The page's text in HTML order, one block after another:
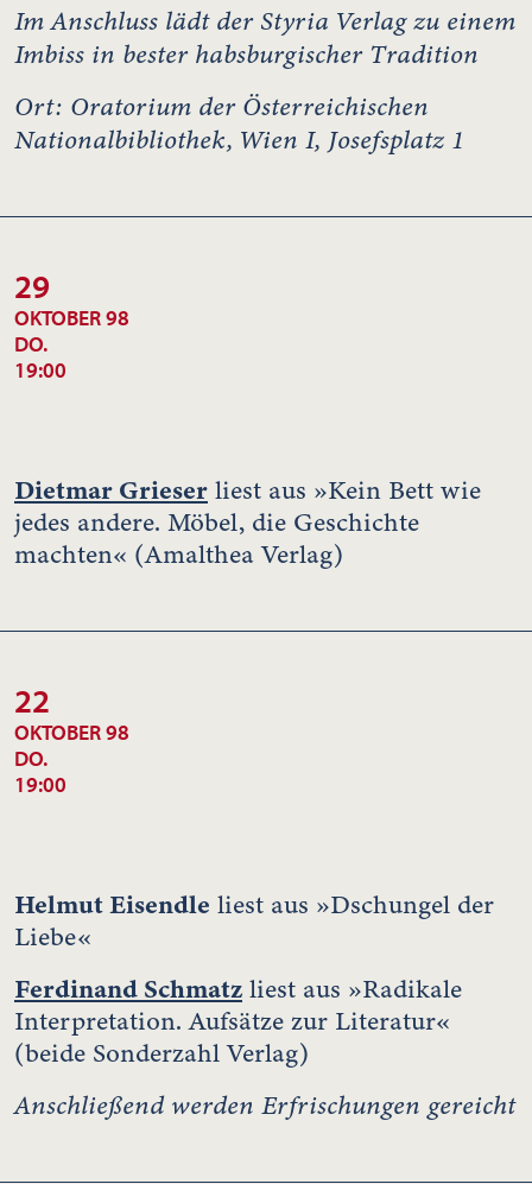
Im Anschluss lädt der Styria Verlag zu einem
Imbiss in bester habsburgischer Tradition
Ort: Oratorium der Österreichischen
Nationalbibliothek, Wien I, Josefsplatz 1
29
OKTOBER 98
DO.
19:00
Dietmar Grieser liest aus »Kein Bett wie
jedes andere. Möbel, die Geschichte
machten« (Amalthea Verlag)
22
OKTOBER 98
DO.
19:00
Helmut Eisendle liest aus »Dschungel der
Liebe«
Ferdinand Schmatz liest aus »Radikale
Interpretation. Aufsätze zur Literatur«
(beide Sonderzahl Verlag)
Anschließend werden Erfrischungen gereicht